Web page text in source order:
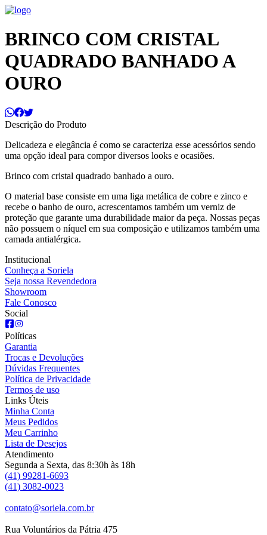
BRINCO COM CRISTAL
QUADRADO BANHADO A
OURO
Descrição do Produto
Delicadeza e elegância é como se caracteriza esse acessórios sendo
uma opção ideal para compor diversos looks e ocasiões.
Brinco com cristal quadrado banhado a ouro.
O material base consiste em uma liga metálica de cobre e zinco e
recebe o banho de ouro, acrescentamos também um verniz de
proteção que garante uma durabilidade maior da peça. Nossas peças
não possuem o níquel em sua composição e utilizamos também uma
camada antialérgica.
Institucional
Conheça a Soriela
Seja nossa Revendedora
Showroom
Fale Conosco
Social
Políticas
Garantia
Trocas e Devoluções
Dúvidas Frequentes
Política de Privacidade
Termos de uso
Links Úteis
Minha Conta
Meus Pedidos
Meu Carrinho
Lista de Desejos
Atendimento
Segunda a Sexta, das 8:30h às 18h
(41) 99281-6693
(41) 3082-0023
contato@soriela.com.br
Rua Voluntários da Pátria 475